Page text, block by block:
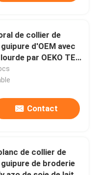
de collier de
d'OEM avec
par OEKO TEX
Contact
de collier de
de broderie